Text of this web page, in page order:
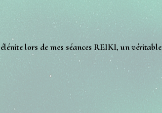
lors de mes séances REIKI, un véritable